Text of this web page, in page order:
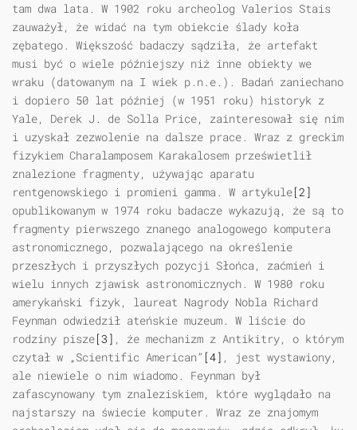
tam dwa lata. W 1902 roku archeolog Valerios Stais
zauważył, że widać na tym obiekcie ślady koła
zębatego. Większość badaczy sądziła, że artefakt
musi być o wiele późniejszy niż inne obiekty we
wraku (datowanym na I wiek p.n.e.). Badań zaniechano
i dopiero 50 lat później (w 1951 roku) historyk z
Yale, Derek J. de Solla Price, zainteresował się nim
i uzyskał zezwolenie na dalsze prace. Wraz z greckim
fizykiem Charalamposem Karakalosem prześwietlił
znalezione fragmenty, używając aparatu
rentgenowskiego i promieni gamma. W artykule[2]
opublikowanym w 1974 roku badacze wykazują, że są to
fragmenty pierwszego znanego analogowego komputera
astronomicznego, pozwalającego na określenie
przeszłych i przyszłych pozycji Słońca, zaćmień i
wielu innych zjawisk astronomicznych. W 1980 roku
amerykański fizyk, laureat Nagrody Nobla Richard
Feynman odwiedził ateńskie muzeum. W liście do
rodziny pisze[3] , że mechanizm z Antikitry, o którym
czytał w „Scientific American” [4] , jest wystawiony,
ale niewiele o nim wiadomo. Feynman był
zafascynowany tym znaleziskiem, które wyglądało na
najstarszy na świecie komputer. Wraz ze znajomym